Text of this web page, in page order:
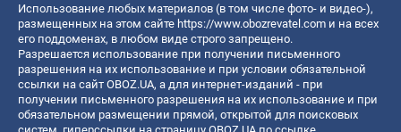
Использование любых материалов (в том числе фото- и видео-),
размещенных на этом сайте https://www.obozrevatel.com и на всех
его поддоменах, в любом виде строго запрещено.
Разрешается использование при получении письменного
разрешения на их использование и при условии обязательной
ссылки на сайт OBOZ.UA, а для интернет-изданий - при
получении письменного разрешения на их использование и при
обязательном размещении прямой, открытой для поисковых